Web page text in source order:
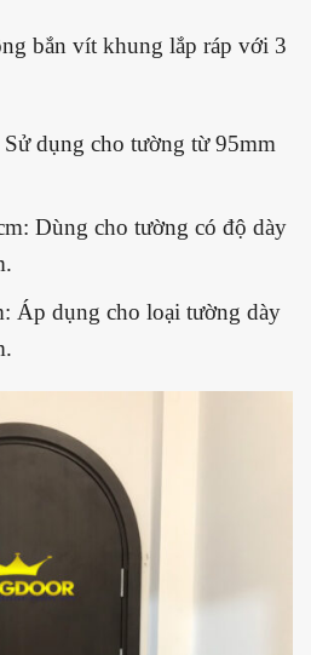
bắn vít khung lắp ráp với 3
dụng cho tường từ 95mm
Dùng cho tường có độ dày
Áp dụng cho loại tường dày